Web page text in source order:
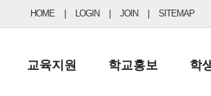
HOME LOGIN JOIN SITEMAP
교육지원 학교홍보 학